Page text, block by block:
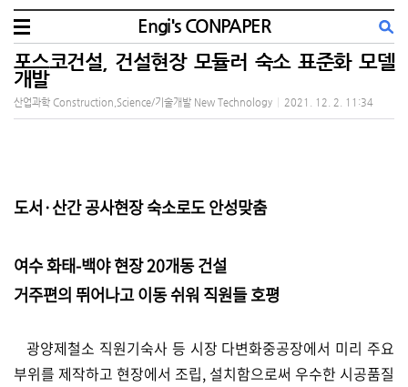
Engi's CONPAPER
포스코건설, 건설현장 모듈러 숙소 표준화 모델
개발
산업과학 Construction,Science/기술개발 New Technology 2021. 12. 2. 11:34
도서·산간 공사현장 숙소로도 안성맞춤
여수 화태-백야 현장 20개동 건설
거주편의 뛰어나고 이동 쉬워 직원들 호평
광양제철소 직원기숙사 등 시장 다변화중공장에서 미리 주요
부위를 제작하고 현장에서 조립, 설치함으로써 우수한 시공품질